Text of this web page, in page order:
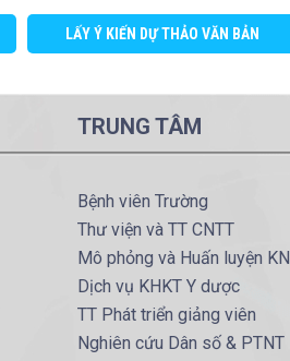
LẤY Ý KIẾN DỰ THẢO VĂN BẢN
TRUNG TÂM
Bệnh viên Trường
Thư viện và TT CNTT
Mô phỏng và Huấn luyện KN
Dịch vụ KHKT Y dược
TT Phát triển giảng viên
Nghiên cứu Dân số & PTNT